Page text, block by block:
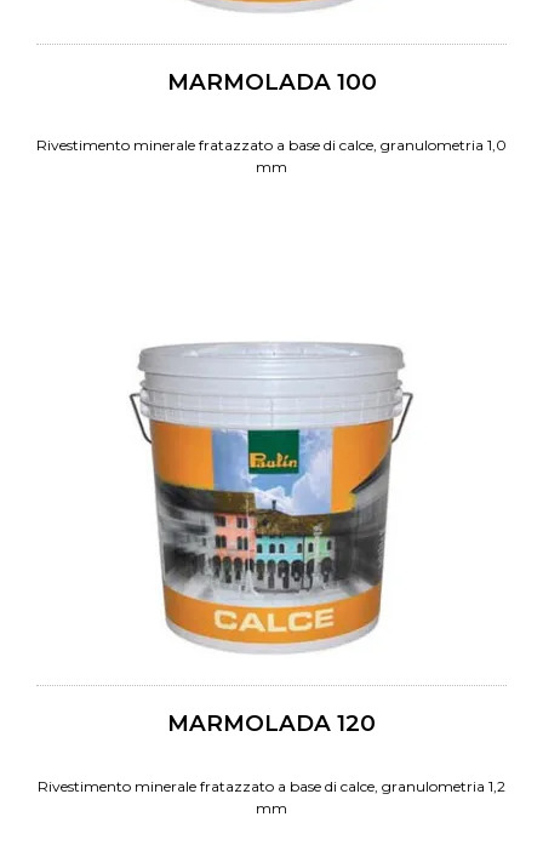
MARMOLADA 100
Rivestimento minerale fratazzato a base di calce, granulometria 1,0
mm
MARMOLADA 120
Rivestimento minerale fratazzato a base di calce, granulometria 1,2
mm